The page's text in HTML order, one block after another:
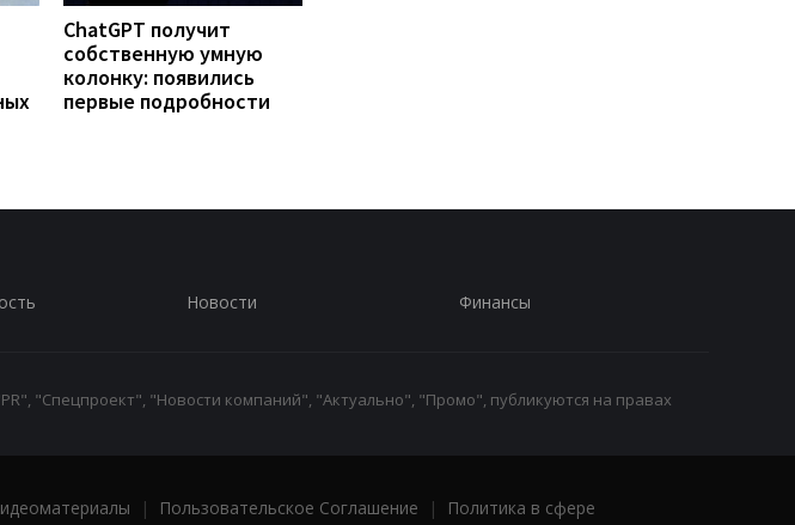
ChatGPT получит
собственную умную
колонку: появились
первые подробности
Новости Финансы
"Спецпроект", "Новости компаний", "Актуально", "Промо", публикуются на правах
| Пользовательское Соглашение |
Политика в сфере